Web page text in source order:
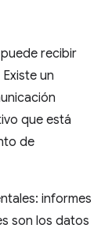
recibir
un
que está
de
informes
son los datos